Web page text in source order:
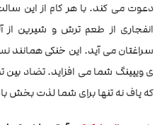
دعوت می کند. با هر کام از این
انفجاری از طعم ترش و شیرین
سراغتان می آید. این خنکی همانند
ی ویپینگ شما می افزاید. تضاد
که پاف نه تنها برای شما لذت بخش